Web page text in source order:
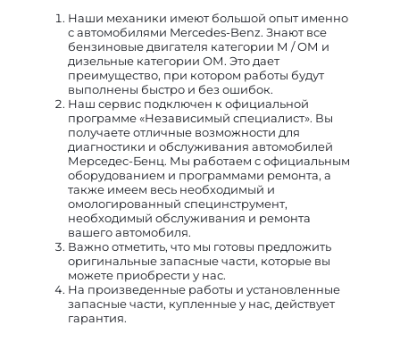
Наши механики имеют большой опыт именно
с автомобилями Mercedes-Benz. Знают все
бензиновые двигателя категории М / ОМ и
дизельные категории ОМ. Это дает
преимущество, при котором работы будут
выполнены быстро и без ошибок.
Наш сервис подключен к официальной
программе «Независимый специалист». Вы
получаете отличные возможности для
диагностики и обслуживания автомобилей
Мерседес-Бенц. Мы работаем с официальным
оборудованием и программами ремонта, а
также имеем весь необходимый и
омологированный специнструмент,
необходимый обслуживания и ремонта
вашего автомобиля.
Важно отметить, что мы готовы предложить
оригинальные запасные части, которые вы
можете приобрести у нас.
На произведенные работы и установленные
запасные части, купленные у нас, действует
гарантия.